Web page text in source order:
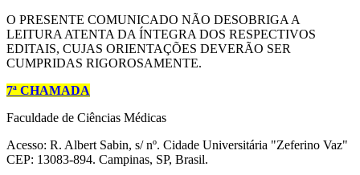
O PRESENTE COMUNICADO NÃO DESOBRIGA A
LEITURA ATENTA DA ÍNTEGRA DOS RESPECTIVOS
EDITAIS, CUJAS ORIENTAÇÕES DEVERÃO SER
CUMPRIDAS RIGOROSAMENTE.
7ª CHAMADA
Faculdade de Ciências Médicas
Acesso: R. Albert Sabin, s/ nº. Cidade Universitária "Zeferino Vaz"
CEP: 13083-894. Campinas, SP, Brasil.